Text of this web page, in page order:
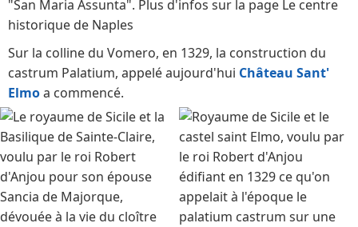
"San Maria Assunta". Plus d'infos sur la page Le centre
historique de Naples
Sur la colline du Vomero, en 1329, la construction du
castrum Palatium, appelé aujourd'hui Château Sant'
Elmoa commencé.